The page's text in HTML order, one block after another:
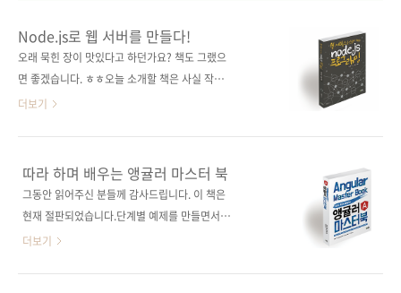
Node.js로 웹 서버를 만들다!
오래 묵힌 장이 맛있다고 하던가요? 책도 그랬으
면 좋겠습니다. ㅎㅎ오늘 소개할 책은 사실 작년
초에는 출간이 되었어야 했는데, 여러 사정으로
저자의 내공까지 책에 잘 담았으니 오래 묵힌 장
과 빗대어도 괜찮겠죠? ^^; 온라인상에서
Harrison Jung으로 더 많이 알려진 정민석 저
Node.js로 비트코인 거래소까지 제작하기도 했
습니다. 최근에는 Node.js로 챗봇 제작에 전념
더보기
따라 하며 배우는 앵귤러 마스터 북
그동안 읽어주신 분들께 감사드립니다. 이 책은
현재 절판되었습니다.단계별 예제를 만들면서
배우는, 앵귤러 마스터를 위한 완벽 가이드!실용
더보기